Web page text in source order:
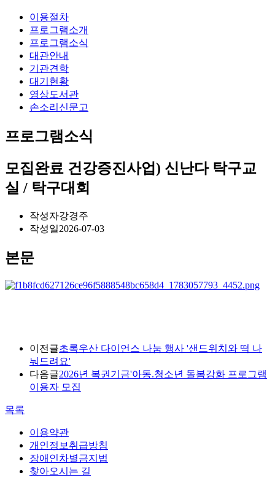
이용절차
프로그램소개
프로그램소식
대관안내
기관견학
대기현황
영상도서관
손소리신문고
프로그램소식
모집완료 건강증진사업) 신난다 탁구교
실 / 탁구대회
작성자강경주
작성일2026-07-03
본문
이전글초록우산 다이언스 나눔 행사 '샌드위치와 떡 나
눠드려요'
다음글2026년 복권기금'아동.청소년 돌봄강화 프로그램
이용자 모집
목록
이용약관
개인정보취급방침
장애인차별금지법
찾아오시는 길